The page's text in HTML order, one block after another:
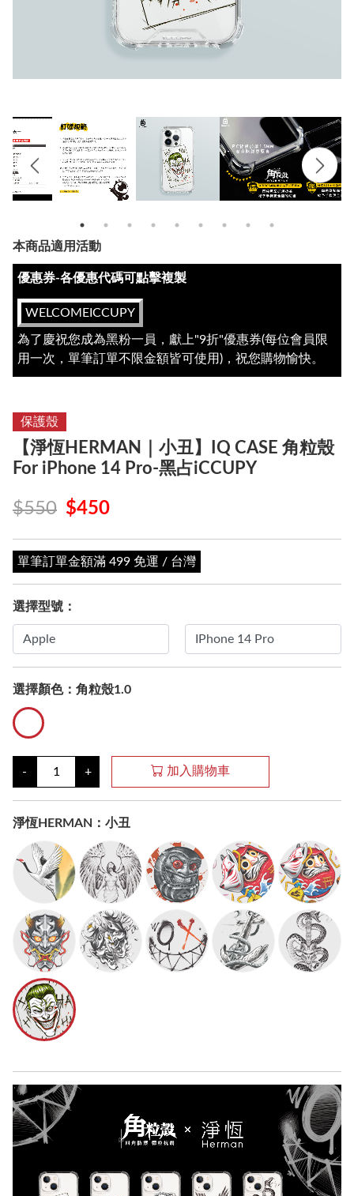
本商品適用活動
優惠券-各優惠代碼可點擊複製
WELCOMEICCUPY
為了慶祝您成為黑粉一員，獻上"9折"優惠券(每位會員限
用一次，單筆訂單不限金額皆可使用)，祝您購物愉快。
保護殼
【淨恆HERMAN｜小丑】IQ CASE 角粒殼
For iPhone 14 Pro-黑占iCCUPY
$550 $450
單筆訂單金額滿 499 免運 / 台灣
選擇型號：
選擇顏色： 角粒殼1.0
- + 加入購物車
淨恆HERMAN：小丑